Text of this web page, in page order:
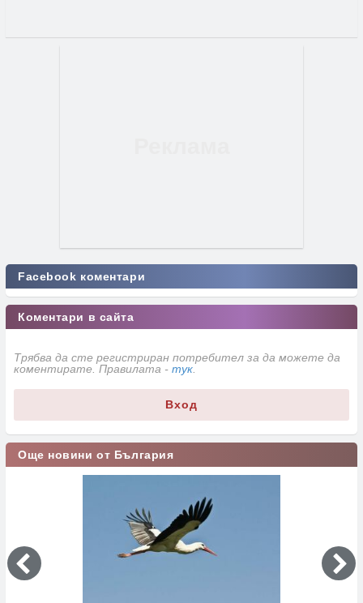
Facebook коментари
Коментари в сайта
Трябва да сте регистриран потребител за да можете да
коментирате. Правилата - тук.
Вход
Още новини от България